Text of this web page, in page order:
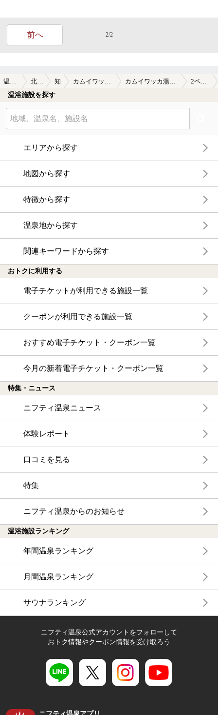
前へ 2/2
温泉TOP 北海道 カムイワッカ湯の滝 カムイワッカ湯の滝の口コミ一覧 2ページ目
温浴施設を探す
エリアから探す
地図から探す
特徴から探す
温泉地から探す
関連キーワードから探す
おトクに利用する
電子チケットが利用できる施設一覧
クーポンが利用できる施設一覧
おすすめ電子チケット・クーポン一覧
今月の新着電子チケット・クーポン一覧
特集・ニュース
ニフティ温泉ニュース
体験レポート
口コミを見る
特集
ニフティ温泉からのお知らせ
温浴施設ランキング
年間温泉ランキング
月間温泉ランキング
サウナランキング
ニフティ温泉公式アカウントをフォローして
おトク情報やクーポン情報を受け取ろう